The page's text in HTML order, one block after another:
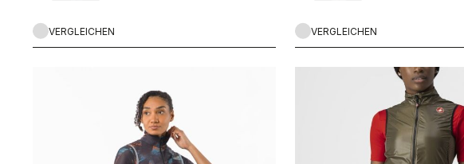
VERGLEICHEN VERGLEICHEN